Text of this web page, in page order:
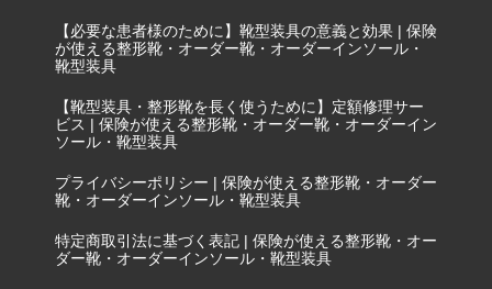
【必要な患者様のために】靴型装具の意義と効果 | 保険
が使える整形靴・オーダー靴・オーダーインソール・
靴型装具
【靴型装具・整形靴を長く使うために】定額修理サー
ビス | 保険が使える整形靴・オーダー靴・オーダーイン
ソール・靴型装具
プライバシーポリシー | 保険が使える整形靴・オーダー
靴・オーダーインソール・靴型装具
特定商取引法に基づく表記 | 保険が使える整形靴・オー
ダー靴・オーダーインソール・靴型装具